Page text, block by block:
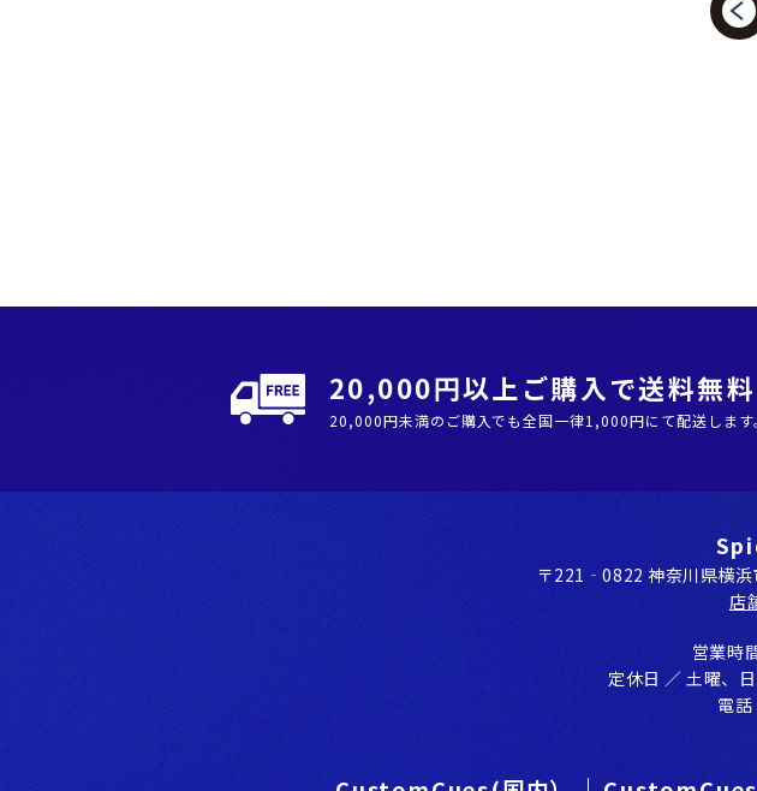
20,000円以上ご購入で送料無料
20,000円未満のご購入でも全国⼀律1,000円にて配送します
〒221‐0822 神奈川県横
店
営業時
定休⽇ ／ ⼟曜、
電